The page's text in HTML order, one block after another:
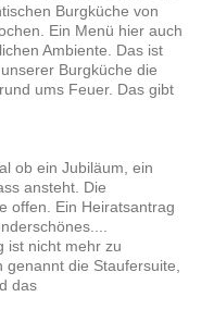
Burgküche von
Ein Menü hier auch
Ambiente. Das ist
Burgküche die
ums Feuer. Das gibt
ob ein Jubiläum, ein
ansteht. Die
offen. Ein Heiratsantrag
ist nicht mehr zu
die Staufersuite,
das